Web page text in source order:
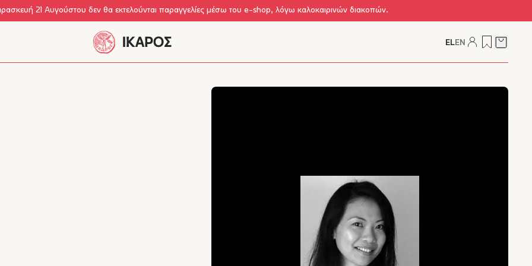
21 Αυγούστου δεν θα εκτελούνται παραγγελίες μέσω του e-shop, λόγω καλοκαιρινών διακοπών.
ELEN Δείτε